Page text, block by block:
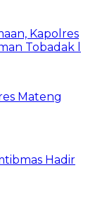
Kapolres
Tobadak l
Mateng
Hadir